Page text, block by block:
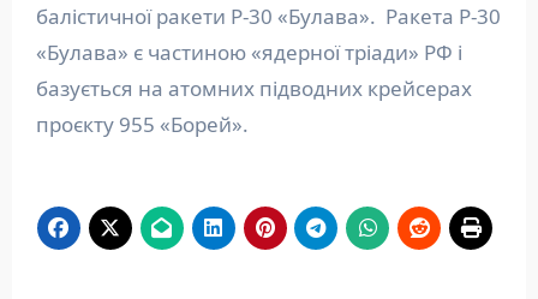
балістичної ракети Р-30 «Булава». Ракета Р-30
«Булава» є частиною «ядерної тріади» РФ і
базується на атомних підводних крейсерах
проєкту 955 «Борей».